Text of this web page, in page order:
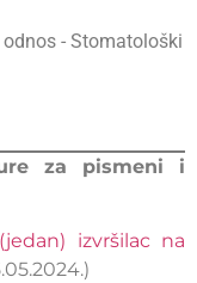
- Stomatološki
za pismeni i
izvršilac na